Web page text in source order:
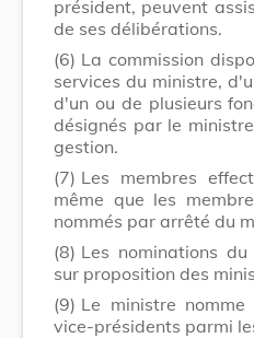
président, peuvent
de ses délibérations.
(6) La commission
services du ministre,
d'un ou de plusieurs
désignés par le
gestion.
(7) Les membres
même que les
nommés par arrêté du
(8) Les nominations
sur proposition des
(9) Le ministre
vice-présidents parmi